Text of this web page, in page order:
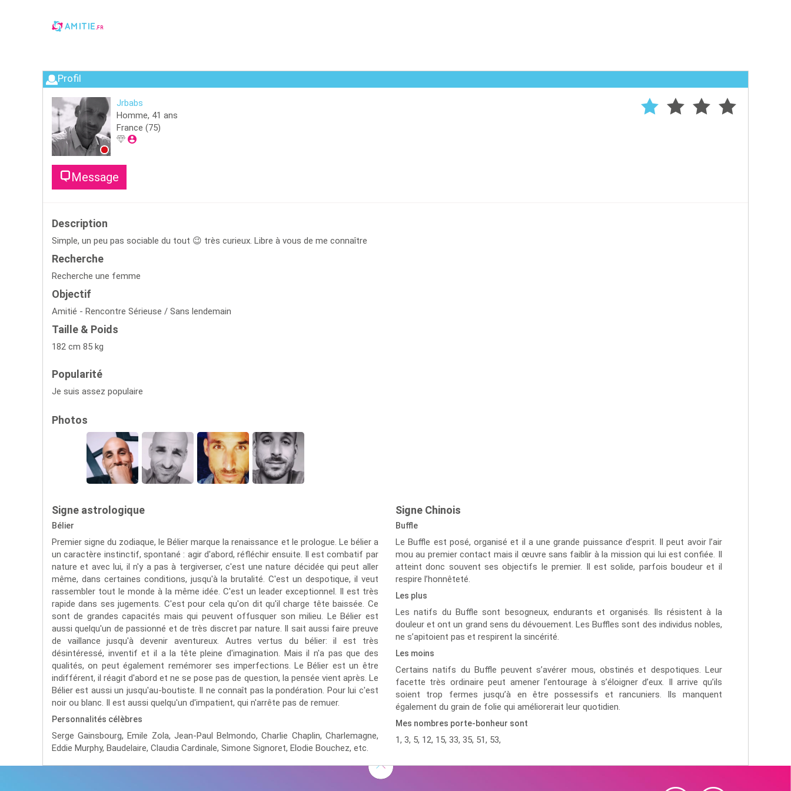
Profil
Jrbabs
Homme, 41 ans
France (75)
Message
Description
Simple, un peu pas sociable du tout 😉 très curieux. Libre à vous de me connaître
Recherche
Recherche une femme
Objectif
Amitié - Rencontre Sérieuse / Sans lendemain
Taille & Poids
182 cm 85 kg
Popularité
Je suis assez populaire
Photos
Signe astrologique
Bélier
Premier signe du zodiaque, le Bélier marque la renaissance et le prologue. Le bélier a
un caractère instinctif, spontané : agir d'abord, réfléchir ensuite. Il est combatif par
nature et avec lui, il n'y a pas à tergiverser, c'est une nature décidée qui peut aller
même, dans certaines conditions, jusqu'à la brutalité. C'est un despotique, il veut
rassembler tout le monde à la même idée. C'est un leader exceptionnel. Il est très
rapide dans ses jugements. C'est pour cela qu'on dit qu'il charge tête baissée. Ce
sont de grandes capacités mais qui peuvent offusquer son milieu. Le Bélier est
aussi quelqu'un de passionné et de très discret par nature. Il sait aussi faire preuve
de vaillance jusqu'à devenir aventureux. Autres vertus du bélier: il est très
désintéressé, inventif et il a la tête pleine d'imagination. Mais il n'a pas que des
qualités, on peut également remémorer ses imperfections. Le Bélier est un être
indifférent, il réagit d'abord et ne se pose pas de question, la pensée vient après. Le
Bélier est aussi un jusqu'au-boutiste. Il ne connaît pas la pondération. Pour lui c'est
noir ou blanc. Il est aussi quelqu'un d'impatient, qui n'arrête pas de remuer.
Personnalités célèbres
Serge Gainsbourg,Emile Zola, Jean-Paul Belmondo,Charlie Chaplin, Charlemagne,
Eddie Murphy, Baudelaire, Claudia Cardinale, Simone Signoret, Elodie Bouchez, etc.
Signe Chinois
Buffle
Le Buffle est posé, organisé et il a une grande puissance d’esprit. Il peut avoir l’air
mou au premier contact mais il œuvre sans faiblir à la mission qui lui est confiée. Il
atteint donc souvent ses objectifs le premier. Il est solide, parfois boudeur et il
respire l’honnêteté.
Les plus
Les natifs du Buffle sont besogneux, endurants et organisés. Ils résistent à la
douleur et ont un grand sens du dévouement. Les Buffles sont des individus nobles,
ne s’apitoient pas et respirent la sincérité.
Les moins
Certains natifs du Buffle peuvent s’avérer mous, obstinés et despotiques. Leur
facette très ordinaire peut amener l’entourage à s’éloigner d’eux. Il arrive qu’ils
soient trop fermes jusqu’à en être possessifs et rancuniers. Ils manquent
également du grain de folie qui améliorerait leur quotidien.
Mes nombres porte-bonheur sont
1, 3, 5, 12, 15, 33, 35, 51, 53,